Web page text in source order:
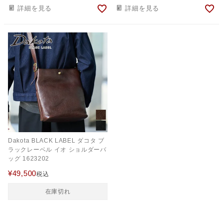
詳細を見る 詳細を見る
Dakota BLACK LABEL ダコタ ブ
ラックレーベル イオ ショルダーバ
ッグ 1623202
¥49,500税込
在庫切れ